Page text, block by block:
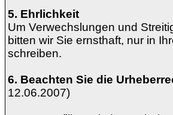
5. Ehrlichkeit
Um Verwechslungen und
bitten wir Sie ernsthaft, nur in
schreiben.
6. Beachten Sie die
12.06.2007)